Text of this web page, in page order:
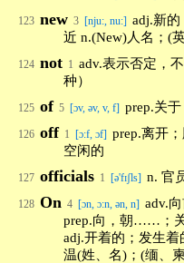
123 new 3 [nju:, nu:] adj.新
近 n.(New)人名；(
124 not 1 adv.表示否定，
种）
125 of 5 [ɔv, əv, v, f] prep.关
126 off 1 [ɔ:f, ɔf] prep.离开
空闲的
127 officials 1 [ə'fɪʃls] n. 官
128 On 4 [ɔn, ɔ:n, ən, n] adv.
prep.向，朝……；
adj.开着的；发生
温(姓、名)；(缅、